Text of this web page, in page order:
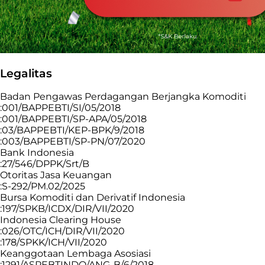
Legalitas
Badan Pengawas Perdagangan Berjangka Komoditi
:001/BAPPEBTI/SI/05/2018
:001/BAPPEBTI/SP-APA/05/2018
:03/BAPPEBTI/KEP-BPK/9/2018
:003/BAPPEBTI/SP-PN/07/2020
Bank Indonesia
:27/546/DPPK/Srt/B
Otoritas Jasa Keuangan
:S-292/PM.02/2025
Bursa Komoditi dan Derivatif Indonesia
:197/SPKB/ICDX/DIR/VII/2020
Indonesia Clearing House
:026/OTC/ICH/DIR/VII/2020
:178/SPKK/ICH/VII/2020
Keanggotaan Lembaga Asosiasi